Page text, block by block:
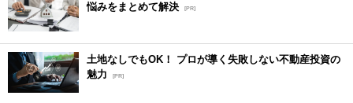
悩みをまとめて解決 [PR]
土地なしでもOK！ プロが導く失敗しない不動産投資の
魅力
[PR]